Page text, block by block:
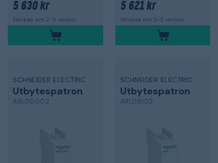
5 630 kr
Skickas om 2-3 veckor
5 621 kr
Skickas om 2-3 veckor
SCHNEIDER ELECTRIC
Utbytespatron
A9L00002
SCHNEIDER ELECTRIC
Utbytespatron
A9L08102